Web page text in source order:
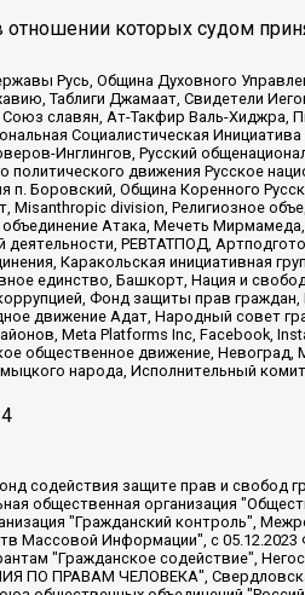
которых судом
Русь, Община Духовного
Таблиги Джамаат, Свидетели
славян, Ат-Такфир Валь-Хиджра,
Социалистическая
Инглингов, Русский
движения Русское
п. Боровский, Община Коренного
division, Религиозное
Атака, Мечеть
РЕВТАТПОД,
Каракольская инициативная
единство, Башкорт, Нация и
Фонд защиты прав граждан,
движение Адат, Народный совет
Meta Platforms Inc, Facebook,
общественное движение,
народа, Исполнительный
Роман Юрьевич, Шмагун Олеся Валентиновна, Общество с ограниченной ответственностью "Альтаир 2021", Общество с ограниченной ответственностью "Вега 2021", Общество с ограниченной ответственностью "Главный редактор 2021", Общество с ограниченной ответственностью "Ромашки монолит", Важенков Артем Валерьевич, Ивановская областная общественная организация "Центр гендерных исследований", Гурман Юрий Альбертович, Медиапроект "ОВД-Инфо", Егоров Владимир Владимирович, Жилинский Владимир Александрович, Общество с ограниченной ответственностью "ЗП", Иванова София Юрьевна, Карезина Инна Павловна, Кильтау Екатерина Викторовна, Петров Алексей Викторович, Пискунов Сергей Евгеньевич, Смирнов Сергей Сергеевич, Тихонов Михаил Сергеевич, Общество с ограниченной ответственностью "ЖУРНАЛИСТ-ИНОСТРАННЫЙ АГЕНТ", Арапова Галина Юрьевна, Вольтская Татьяна Анатольевна, Американская компания "Mason G.E.S. Anonymous Foundation" (США), являющаяся владельцем интернет-издания https://mnews.world/, Компания "Stichting Bellingcat", зарегистрированная в Нидерландах (дата регистрации 11.07.2018), Захаров Андрей Вячеславович, Клепиковская Екатерина Дмитриевна, Общество с ограниченной ответственностью "МЕМО", Перл Роман Александрович, Симонов Евгений Алексеевич, Соловьева Елена Анатольевна, Сотников Даниил Владимирович, Сурначева Елизавета Дмитриевна, Автономная некоммерческая организация по защите прав человека и информированию населения "Якутия – Наше Мнение", Общество с ограниченной ответственностью "Москоу диджитал медиа", с 26.01.2023 Общество с ограниченной ответственностью "Чайка Белые сады", Ветошкина Валерия Валерьевна, Заговора Максим Александрович, Межрегиональное общественное движение "Российская ЛГБТ - сеть", Оленичев Максим Владимирович, Павлов Иван Юрьевич, Скворцова Елена Сергеевна, Общество с ограниченной ответственностью "Как бы инагент",